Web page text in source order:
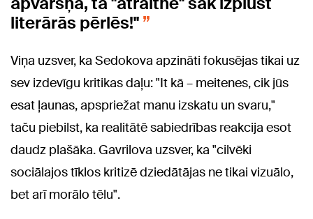
literārās pērlēs!"
Viņa uzsver, ka Sedokova apzināti fokusējas tikai uz
sev izdevīgu kritikas daļu: "It kā – meitenes, cik jūs
esat ļaunas, apspriežat manu izskatu un svaru,"
taču piebilst, ka realitātē sabiedrības reakcija esot
daudz plašāka. Gavrilova uzsver, ka "cilvēki
sociālajos tīklos kritizē dziedātājas ne tikai vizuālo,
bet arī morālo tēlu".